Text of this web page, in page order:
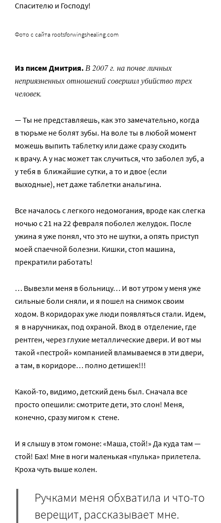
Спасителю и Господу!
Фото с сайта rootsforwingshealing.com
Из писем Дмитрия. В 2007 г. на почве личных
неприязненных отношений совершил убийство трех
человек.
— Ты не представляешь, как это замечательно, когда
в тюрьме не болят зубы. На воле ты в любой момент
можешь выпить таблетку или даже сразу сходить
к врачу. А у нас может так случиться, что заболел зуб, а
у тебя в ближайшие сутки, а то и двое (если
выходные), нет даже таблетки анальгина.
Все началось с легкого недомогания, вроде как слегка
ночью с 21 на 22 февраля поболел желудок. После
ужина я уже понял, что это не шутки, а опять приступ
моей спаечной болезни. Кишки, стоп машина,
прекратили работать!
… Вывезли меня в больницу… И вот утром у меня уже
сильные боли сняли, и я пошел на снимок своим
ходом. В коридорах уже люди появляться стали. Идем,
я в наручниках, под охраной. Вход в отделение, где
рентген, через глухие металлические двери. И вот мы
такой «пестрой» компанией вламываемся в эти двери,
а там, в коридоре… полно детишек!!!
Какой-то, видимо, детский день был. Сначала все
просто опешили: смотрите дети, это слон! Меня,
конечно, сразу мигом к стене.
И я слышу в этом гомоне: «Маша, стой!» Да куда там —
стой! Бах! Мне в ноги маленькая «пулька» прилетела.
Кроха чуть выше колен.
Ручками меня обхватила и что-то
верещит, рассказывает мне.